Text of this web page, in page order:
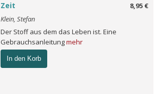
8,95 €
Zeit
Klein, Stefan
Der Stoff aus dem das Leben ist. Eine
Gebrauchsanleitungmehr
In den Korb